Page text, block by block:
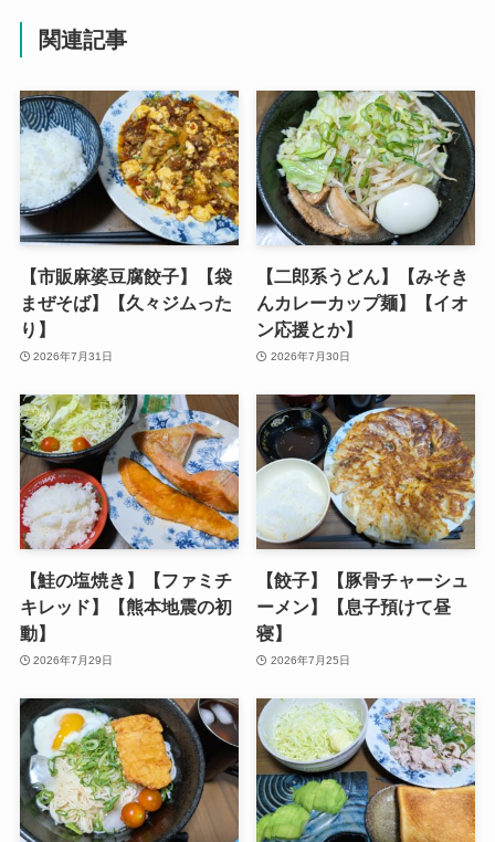
関連記事
【市販麻婆豆腐餃子】【袋
まぜそば】【久々ジムった
り】
2026年7月31日
【二郎系うどん】【みそき
んカレーカップ麺】【イオ
ン応援とか】
2026年7月30日
【鮭の塩焼き】【ファミチ
キレッド】【熊本地震の初
動】
2026年7月29日
【餃子】【豚骨チャーシュ
ーメン】【息子預けて昼
寝】
2026年7月25日